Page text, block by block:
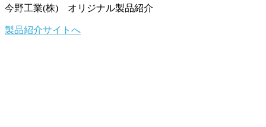
今野工業(株) オリジナル製品紹介
製品紹介サイトへ